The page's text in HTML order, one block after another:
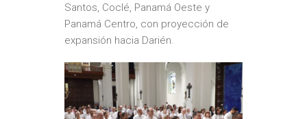
Santos, Coclé, Panamá Oeste y
Panamá Centro, con proyección de
expansión hacia Darién.